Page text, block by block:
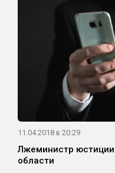
11.04.2018 в 20:29
Лжеминистр юстиции
области